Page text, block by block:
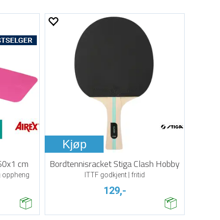
cm
oppheng
Kjøp
Bordtennisracket Stiga Clash Hobby
ITTF godkjent | fritid
129,-